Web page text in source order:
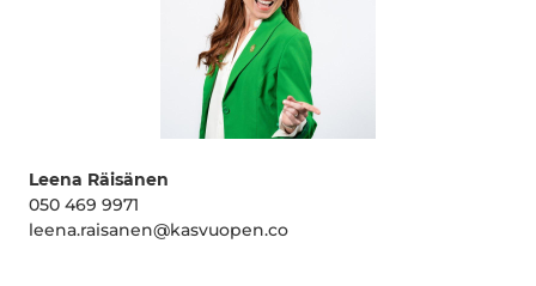
Leena Räisänen
050 469 9971
leena.raisanen@kasvuopen.co